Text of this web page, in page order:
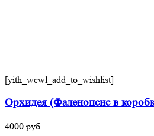
[yith_wcwl_add_to_wishlist]
Орхидея (Фаленопсис в
4000 руб.